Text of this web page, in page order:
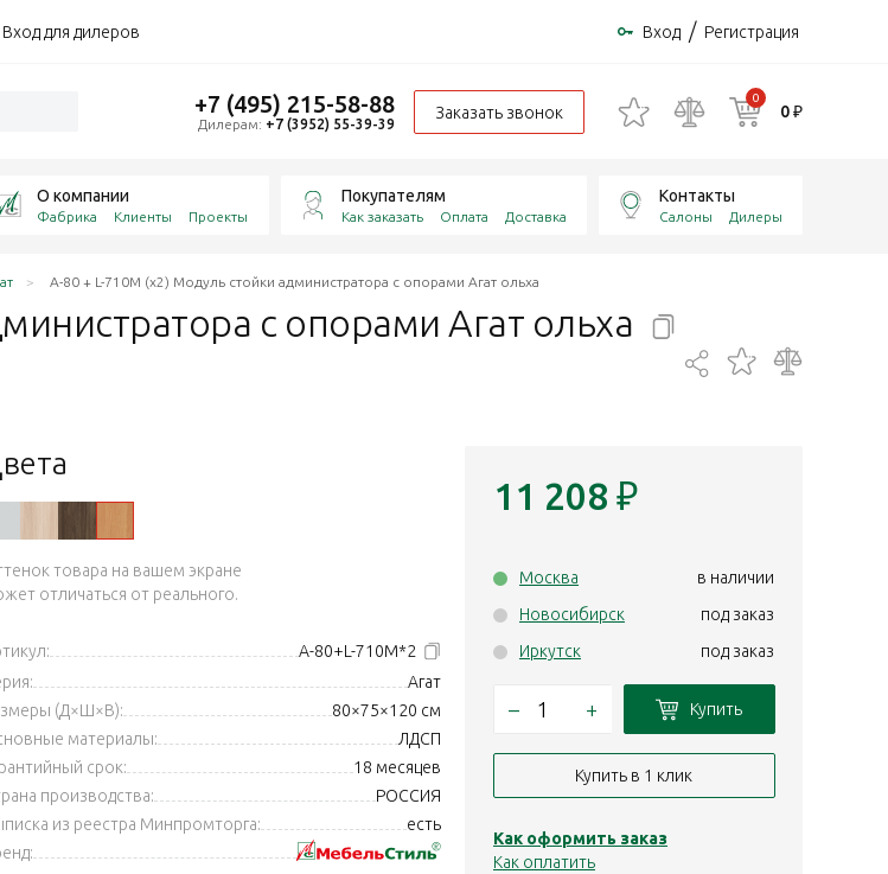
Вход для дилеров Вход / Регистрация
+7 (495) 215-58-88
Дилерам: +7 (3952) 55-39-39
Заказать звонок
0
0 ₽
О компании
Фабрика Клиенты Проекты
Покупателям
Как заказать Оплата Доставка
Контакты
Салоны Дилеры
А-80 + L-710М (х2) Модуль стойки администратора c опорами Агат ольха
c опорами Агат ольха
товара на вашем экране
отличаться от реального.
А-80+L-710М*2
Агат
(Д×Ш×В):
80×75×120 см
материалы:
ЛДСП
срок:
18 месяцев
производства:
РОССИЯ
из реестра Минпромторга:
есть
11 208 ₽
Москва
в наличии
Новосибирск
под заказ
Иркутск
под заказ
– + Купить
Купить в 1 клик
Как оформить заказ
Как оплатить